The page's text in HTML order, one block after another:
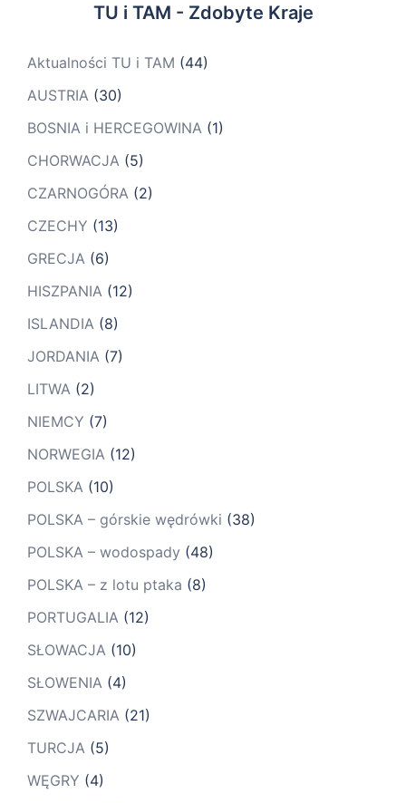
TU i TAM - Zdobyte Kraje
Aktualności TU i TAM (44)
AUSTRIA (30)
BOSNIA i HERCEGOWINA (1)
CHORWACJA (5)
CZARNOGÓRA (2)
CZECHY (13)
GRECJA (6)
HISZPANIA (12)
ISLANDIA (8)
JORDANIA (7)
LITWA (2)
NIEMCY (7)
NORWEGIA (12)
POLSKA (10)
POLSKA – górskie wędrówki (38)
POLSKA – wodospady (48)
POLSKA – z lotu ptaka (8)
PORTUGALIA (12)
SŁOWACJA (10)
SŁOWENIA (4)
SZWAJCARIA (21)
TURCJA (5)
WĘGRY (4)